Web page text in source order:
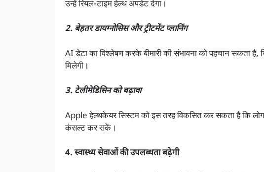
उन्हें रियल-टाइम हेल्थ अपडेट देगा।
2. बेहतर डायग्नोसिस और ट्रीटमेंट प्लानिंग
AI डेटा का विश्लेषण करके बीमारी की संभावना को पहचान सकता
मिलेगी।
3. टेलीमेडिसिन को बढ़ावा
Apple हेल्थकेयर सिस्टम को इस तरह विकसित कर सकता है कि
कंसल्ट कर सकें।
4. स्वास्थ्य सेवाओं की उपलब्धता बढ़ेगी